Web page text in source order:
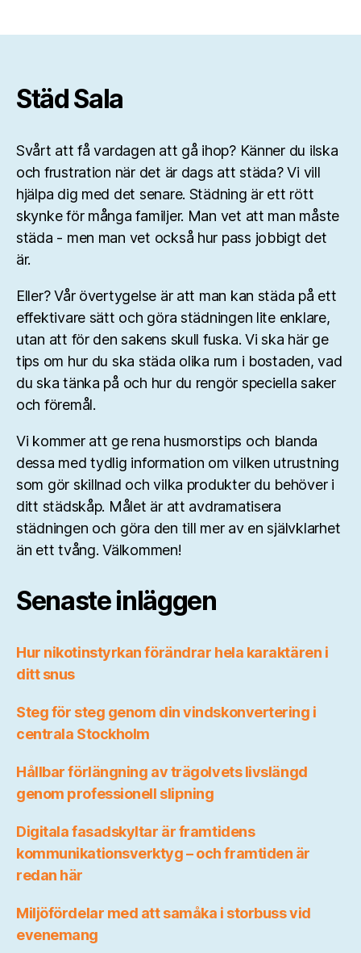
Städ Sala
Svårt att få vardagen att gå ihop? Känner du ilska
och frustration när det är dags att städa? Vi vill
hjälpa dig med det senare. Städning är ett rött
skynke för många familjer. Man vet att man måste
städa - men man vet också hur pass jobbigt det
är.
Eller? Vår övertygelse är att man kan städa på ett
effektivare sätt och göra städningen lite enklare,
utan att för den sakens skull fuska. Vi ska här ge
tips om hur du ska städa olika rum i bostaden, vad
du ska tänka på och hur du rengör speciella saker
och föremål.
Vi kommer att ge rena husmorstips och blanda
dessa med tydlig information om vilken utrustning
som gör skillnad och vilka produkter du behöver i
ditt städskåp. Målet är att avdramatisera
städningen och göra den till mer av en självklarhet
än ett tvång. Välkommen!
Senaste inläggen
Hur nikotinstyrkan förändrar hela karaktären i
ditt snus
Steg för steg genom din vindskonvertering i
centrala Stockholm
Hållbar förlängning av trägolvets livslängd
genom professionell slipning
Digitala fasadskyltar är framtidens
kommunikationsverktyg – och framtiden är
redan här
Miljöfördelar med att samåka i storbuss vid
evenemang